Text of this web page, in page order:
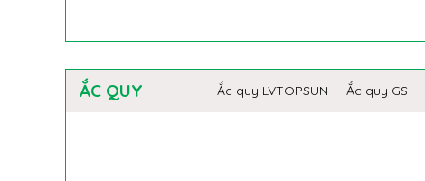
ẮC QUY Ắc quy LVTOPSUN Ắc quy GS